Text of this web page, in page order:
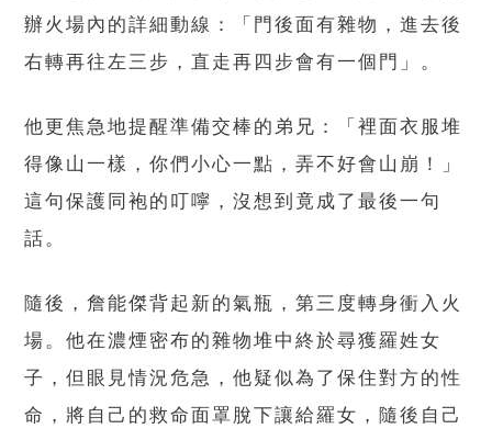
辦火場內的詳細動線：「門後面有雜物，進去後
右轉再往左三步，直走再四步會有一個門」。
他更焦急地提醒準備交棒的弟兄：「裡面衣服堆
得像山一樣，你們小心一點，弄不好會山崩！」
這句保護同袍的叮嚀，沒想到竟成了最後一句
話。
隨後，詹能傑背起新的氣瓶，第三度轉身衝入火
場。他在濃煙密布的雜物堆中終於尋獲羅姓女
子，但眼見情況危急，他疑似為了保住對方的性
命，將自己的救命面罩脫下讓給羅女，隨後自己